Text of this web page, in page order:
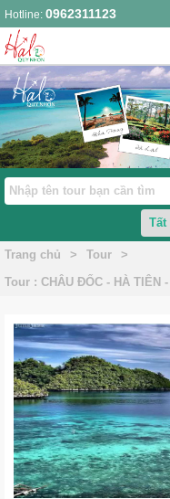
Hotline: 0962311123
Trang chủ > Tour
>
Tour : CHÂU ĐỐC - HÀ TIÊN